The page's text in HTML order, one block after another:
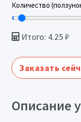
Количество
Итого: 4.25₽
Заказать
Описание